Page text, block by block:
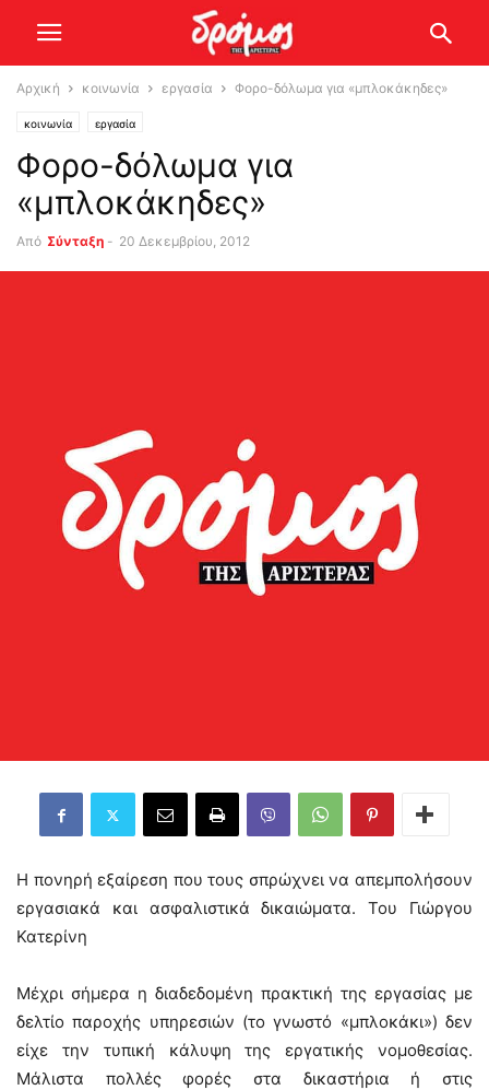
Αρχική κοινωνία εργασία Φορο-δόλωμα για «μπλοκάκηδες»
κοινωνία εργασία
Φορο-δόλωμα για
«μπλοκάκηδες»
Από Σύνταξη - 20 Δεκεμβρίου, 2012
Η πονηρή εξαίρεση που τους σπρώχνει να απεμπολήσουν
εργασιακά και ασφαλιστικά δικαιώματα. Του Γιώργου
Κατερίνη
Μέχρι σήμερα η διαδεδομένη πρακτική της εργασίας με
δελτίο παροχής υπηρεσιών (το γνωστό «μπλοκάκι») δεν
είχε την τυπική κάλυψη της εργατικής νομοθεσίας.
Μάλιστα πολλές φορές στα δικαστήρια ή στις